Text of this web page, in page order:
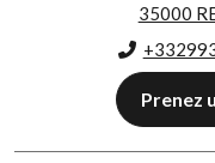
35000
Prenez